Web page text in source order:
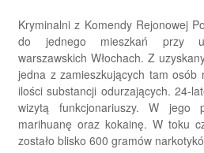
Kryminalni z Komendy Rejonowej
do jednego mieszkań przy
warszawskich Włochach. Z
jedna z zamieszkujących tam osób
ilości substancji odurzających. 24-
wizytą funkcjonariuszy. W jego
marihuanę oraz kokainę. W toku
zostało blisko 600 gramów